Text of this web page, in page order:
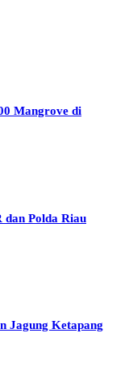
Mangrove di
dan Polda Riau
Jagung Ketapang